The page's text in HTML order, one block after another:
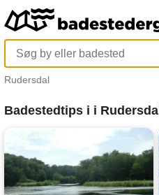
Rudersdal
Badestedtips i i Rudersdal